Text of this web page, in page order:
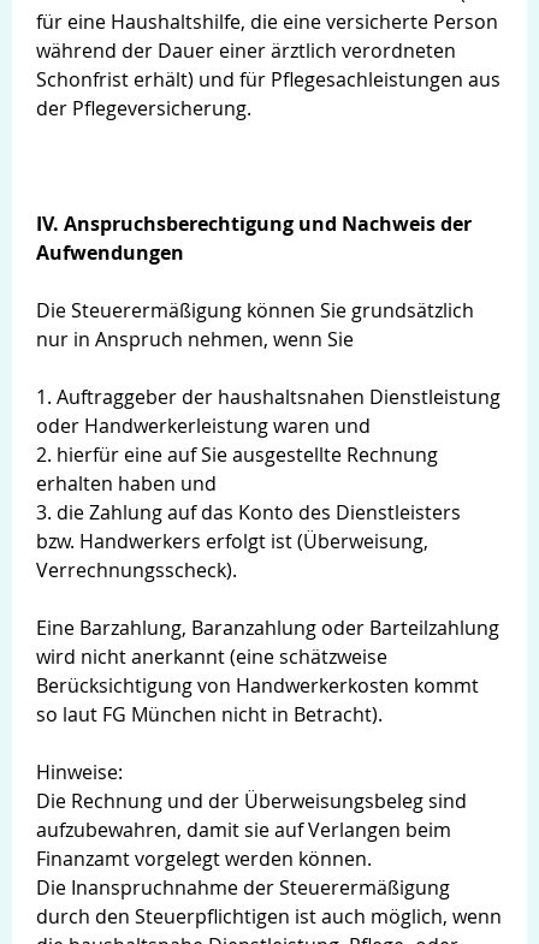
für eine Haushaltshilfe, die eine versicherte Person
während der Dauer einer ärztlich verordneten
Schonfrist erhält) und für Pflegesachleistungen aus
der Pflegeversicherung.
IV. Anspruchsberechtigung und Nachweis der
Aufwendungen
Die Steuerermäßigung können Sie grundsätzlich
nur in Anspruch nehmen, wenn Sie
1. Auftraggeber der haushaltsnahen Dienstleistung
oder Handwerkerleistung waren und
2. hierfür eine auf Sie ausgestellte Rechnung
erhalten haben und
3. die Zahlung auf das Konto des Dienstleisters
bzw. Handwerkers erfolgt ist (Überweisung,
Verrechnungsscheck).
Eine Barzahlung, Baranzahlung oder Barteilzahlung
wird nicht anerkannt (eine schätzweise
Berücksichtigung von Handwerkerkosten kommt
so laut FG München nicht in Betracht).
Hinweise:
Die Rechnung und der Überweisungsbeleg sind
aufzubewahren, damit sie auf Verlangen beim
Finanzamt vorgelegt werden können.
Die Inanspruchnahme der Steuerermäßigung
durch den Steuerpflichtigen ist auch möglich, wenn